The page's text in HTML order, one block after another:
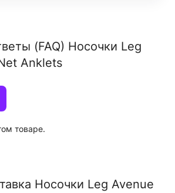
(FAQ) Носочки Leg
Anklets
товаре.
Носочки Leg Avenue